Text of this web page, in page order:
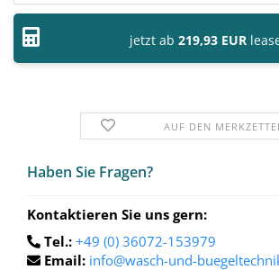
jetzt ab 219,93 EUR
AUF DEN
Haben Sie Fra­gen?
Kontaktieren Sie uns gern:
Tel.: +49 (0) 36072-153979
Email: info@wasch-und-